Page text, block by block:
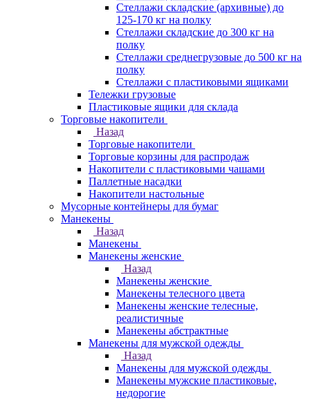
Стеллажи складские (архивные) до
125-170 кг на полку
Стеллажи складские до 300 кг на
полку
Стеллажи среднегрузовые до 500 кг на
полку
Стеллажи с пластиковыми ящиками
Тележки грузовые
Пластиковые ящики для склада
Торговые накопители
Назад
Торговые накопители
Торговые корзины для распродаж
Накопители с пластиковыми чашами
Паллетные насадки
Накопители настольные
Мусорные контейнеры для бумаг
Манекены
Назад
Манекены
Манекены женские
Назад
Манекены женские
Манекены телесного цвета
Манекены женские телесные,
реалистичные
Манекены абстрактные
Манекены для мужской одежды
Назад
Манекены для мужской одежды
Манекены мужские пластиковые,
недорогие